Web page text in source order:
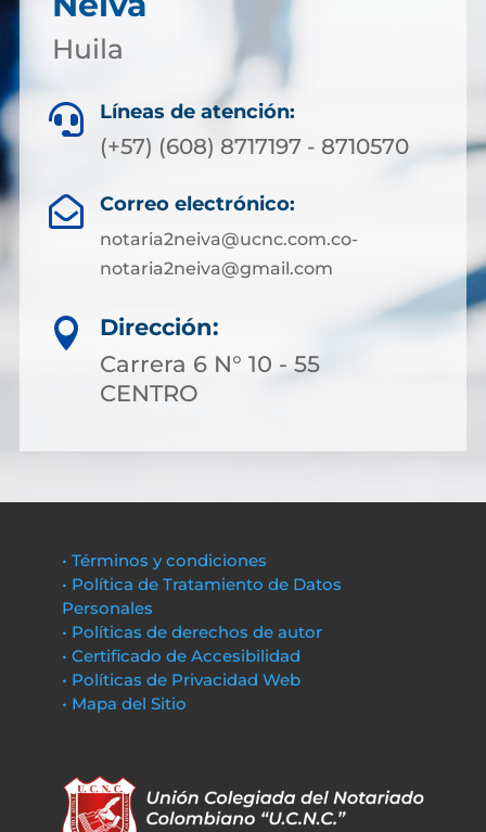
Huila
 Líneas de atención:
(+57) (608) 8717197 - 8710570
 Correo electrónico:
notaria2neiva@ucnc.com.co-
notaria2neiva@gmail.com

Dirección:
Carrera 6 N° 10 - 55
CENTRO
• Términos y condiciones
• Política de Tratamiento de Datos
Personales
• Políticas de derechos de autor
• Certificado de Accesibilidad
• Políticas de Privacidad Web
• Mapa del Sitio